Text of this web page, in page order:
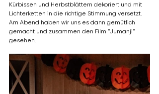
Kürbissen und Herbstblättern dekoriert und mit
Lichterketten in die richtige Stimmung versetzt.
Am Abend haben wir uns es dann gemütlich
gemacht und zusammen den Film "Jumanji"
gesehen.